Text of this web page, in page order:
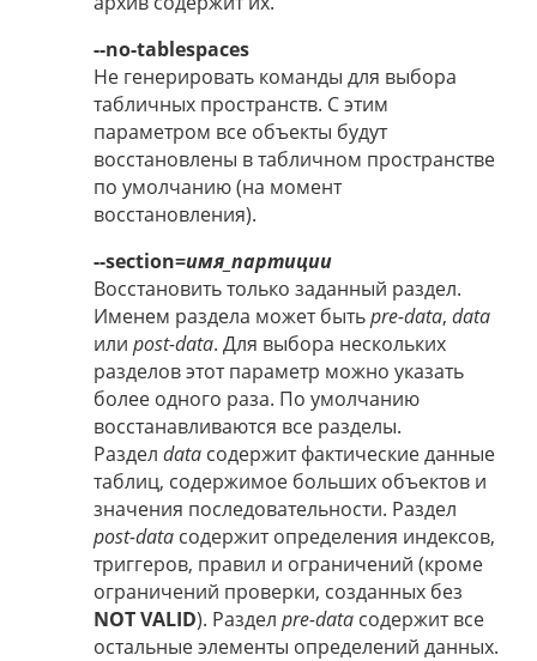
--no-tablespaces
Не генерировать команды для выбора
табличных пространств. С этим
параметром все объекты будут
восстановлены в табличном пространстве
по умолчанию (на момент
восстановления).
--section=имя_партиции
Восстановить только заданный раздел.
Именем раздела может бытьpre-data, data
или post-data. Для выбора нескольких
разделов этот параметр можно указать
более одного раза. По умолчанию
восстанавливаются все разделы.
Раздел data содержит фактические данные
таблиц, содержимое больших объектов и
значения последовательности. Раздел
post-data содержит определения индексов,
триггеров, правил и ограничений (кроме
ограничений проверки, созданных без
NOT VALID). Раздел pre-data содержит все
остальные элементы определений данных.